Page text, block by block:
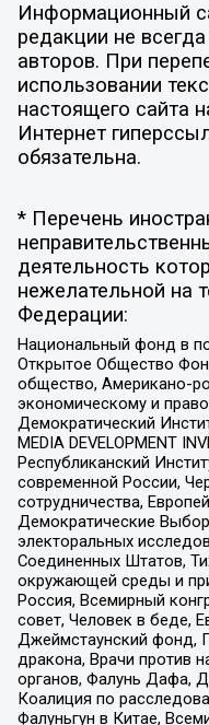
Информационный
редакции не
авторов. При
использовании
настоящего сайта
Интернет
обязательна.
* Перечень
деятельность
нежелательной на
Федерации:
Национальный фонд в
Открытое Общество
общество, Американо-
экономическому и
Демократический
MEDIA DEVELOPMENT
Республиканский
современной России,
сотрудничества,
Демократические
электоральных
Соединенных Штатов,
окружающей среды и
Россия, Всемирный
совет, Человек в беде,
Джеймстаунский фонд,
дракона, Врачи против
органов, Фалунь Дафа,
Коалиция по
Фалуньгун в Китае,